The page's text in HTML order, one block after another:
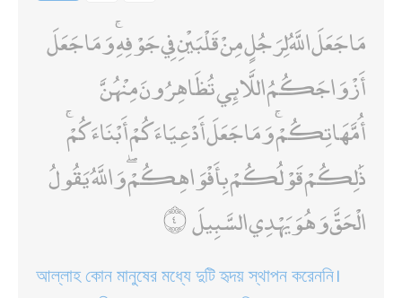
مَا جَعَلَ اللَّهُ لِرَجُلٍ مِنْ قَلْبَيْنِ فِي جَوْفِهِ ۚ وَمَا جَعَلَ
أَزْوَاجَكُمُ اللَّائِي تُظَاهِرُونَ مِنْهُنَّ
أُمَّهَاتِكُمْ ۚ وَمَا جَعَلَ أَدْعِيَاءَكُمْ أَبْنَاءَكُمْ ۚ
ذَٰلِكُمْ قَوْلُكُمْ بِأَفْوَاهِكُمْ ۖ وَاللَّهُ يَقُولُ
الْحَقَّ وَهُوَ يَهْدِي السَّبِيلَ
আল্লাহ কোন মানুষের মধ্যে দুটি হৃদয় স্থাপন করেননি।